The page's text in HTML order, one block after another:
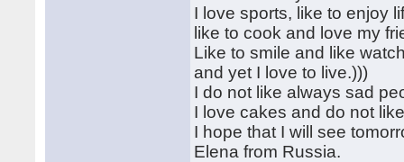
I love sports, like to enjoy
like to cook and love my
Like to smile and like
and yet I love to live.)))
I do not like always sad
I love cakes and do not
I hope that I will see
Elena from Russia.